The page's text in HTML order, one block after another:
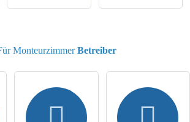
MonteurzimmerBetreiber